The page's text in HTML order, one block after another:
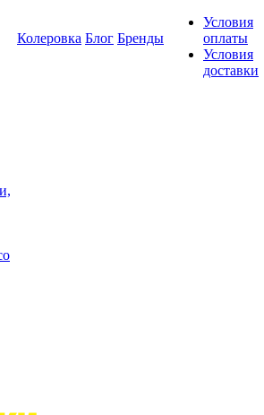
Колеровка Блог Бренды
Условия
оплаты
Условия
доставки